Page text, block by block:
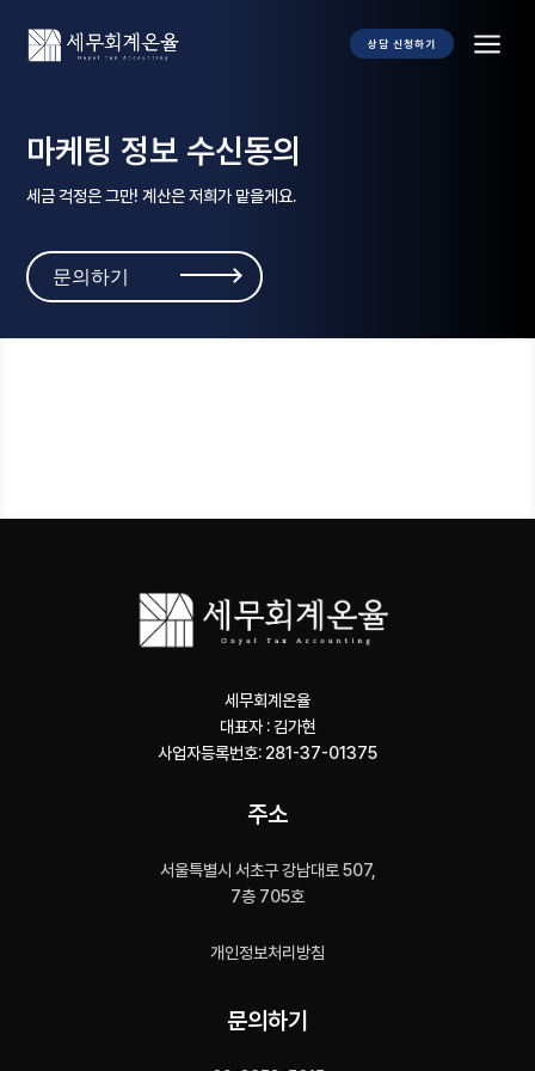
상담 신청하기 a
마케팅 정보 수신동의
세금 걱정은 그만! 계산은 저희가 맡을게요.
문의하기
세무회계온율
대표자 : 김가현
사업자등록번호: 281-37-01375
주소
서울특별시 서초구 강남대로 507,
7층 705호
개인정보처리방침
문의하기